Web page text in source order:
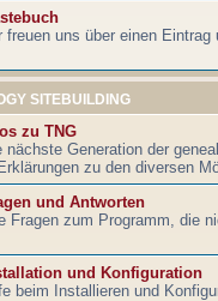
freuen uns über einen Eintrag
SITEBUILDING
zu TNG
nächste Generation der
zu den diversen
und Antworten
Fragen zum Programm, die
und Konfiguration
beim Installieren und